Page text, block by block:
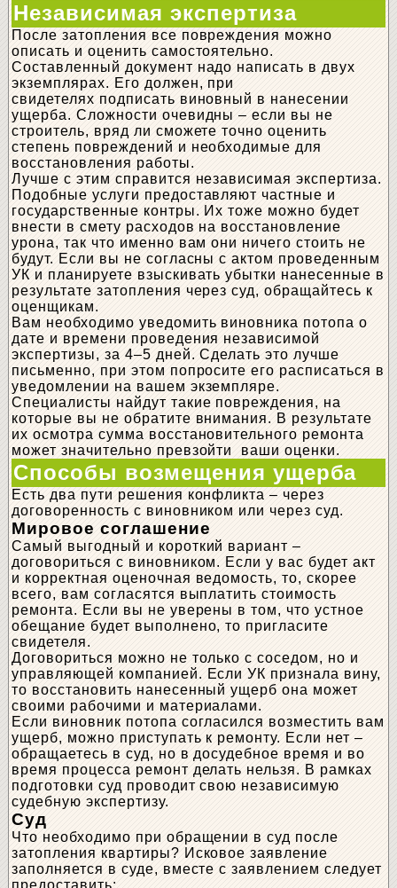
Независимая экспертиза
После затопления все повреждения можно
описать и оценить самостоятельно.
Составленный документ надо написать в двух
экземплярах. Его должен, при
свидетелях подписать виновный в нанесении
ущерба. Сложности очевидны – если вы не
строитель, вряд ли сможете точно оценить
степень повреждений и необходимые для
восстановления работы.
Лучше с этим справится независимая экспертиза.
Подобные услуги предоставляют частные и
государственные контры. Их тоже можно будет
внести в смету расходов на восстановление
урона, так что именно вам они ничего стоить не
будут. Если вы не согласны с актом проведенным
УК и планируете взыскивать убытки нанесенные в
результате затопления через суд, обращайтесь к
оценщикам.
Вам необходимо уведомить виновника потопа о
дате и времени проведения независимой
экспертизы, за 4–5 дней. Сделать это лучше
письменно, при этом попросите его расписаться в
уведомлении на вашем экземпляре.
Специалисты найдут такие повреждения, на
которые вы не обратите внимания. В результате
их осмотра сумма восстановительного ремонта
может значительно превзойти ваши оценки.
Способы возмещения ущерба
Есть два пути решения конфликта – через
договоренность с виновником или через суд.
Мировое соглашение
Самый выгодный и короткий вариант –
договориться с виновником. Если у вас будет акт
и корректная оценочная ведомость, то, скорее
всего, вам согласятся выплатить стоимость
ремонта. Если вы не уверены в том, что устное
обещание будет выполнено, то пригласите
свидетеля.
Договориться можно не только с соседом, но и
управляющей компанией. Если УК признала вину,
то восстановить нанесенный ущерб она может
своими рабочими и материалами.
Если виновник потопа согласился возместить вам
ущерб, можно приступать к ремонту. Если нет –
обращаетесь в суд, но в досудебное время и во
время процесса ремонт делать нельзя. В рамках
подготовки суд проводит свою независимую
судебную экспертизу.
Суд
Что необходимо при обращении в суд после
затопления квартиры? Исковое заявление
заполняется в суде, вместе с заявлением следует
предоставить: